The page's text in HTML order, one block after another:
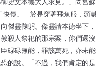
快傳。」於是穿著飛魚服，頭
向傑靈鞠躬。傑靈請本德坐下
殺人祭祀的那宗案，你們還沒
臣碌碌無能，罪該萬死，亦未
的說。「不過，我們肯定的